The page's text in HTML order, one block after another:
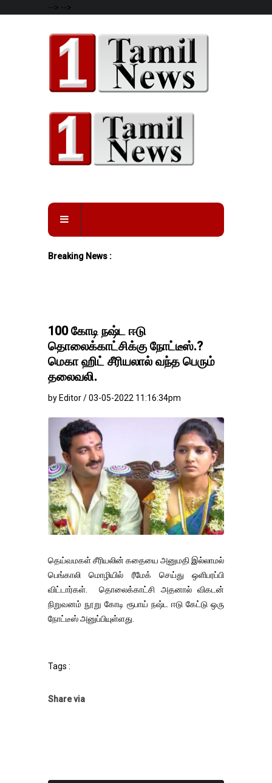
--> -->
Breaking News :
100 கோடி நஷ்ட ஈடு
தொலைக்காட்சிக்கு நோட்டீஸ்.?
மெகா ஹிட் சீரியலால் வந்த பெரும்
தலைவலி.
by Editor / 03-05-2022 11:16:34pm
தெய்வமகள் சீரியலின் கதையை அனுமதி இல்லாமல்
பெங்காலி மொழியில் ரீமேக் செய்து ஒளிபரப்பி
விட்டார்கள். தொலைக்காட்சி அதனால் விகடன்
நிறுவனம் நூறு கோடி ரூபாய் நஷ்ட ஈடு கேட்டு ஒரு
நோட்டீஸ் அனுப்பியுள்ளது.
Tags :
Share via